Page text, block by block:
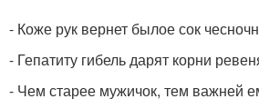
- Коже рук вернет былое сок
- Гепатиту гибель дарят корни
- Чем старее мужичок, тем важней